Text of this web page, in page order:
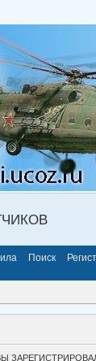
Поиск